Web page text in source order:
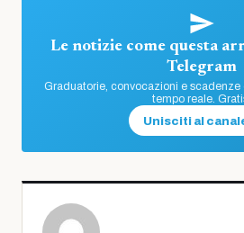
Le notizie come questa
Telegram
Graduatorie, convocazioni e scadenze
tempo reale.
Unisciti al